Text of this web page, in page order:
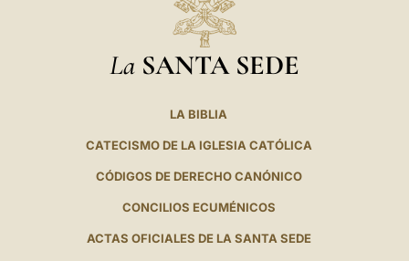
La SANTA SEDE
LA BIBLIA
CATECISMO DE LA IGLESIA CATÓLICA
CÓDIGOS DE DERECHO CANÓNICO
CONCILIOS ECUMÉNICOS
ACTAS OFICIALES DE LA SANTA SEDE